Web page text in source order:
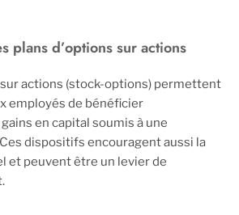
plans d’options sur actions
sur actions (stock-options) permettent
employés de bénéficier
en capital soumis à une
dispositifs encouragent aussi la
et peuvent être un levier de